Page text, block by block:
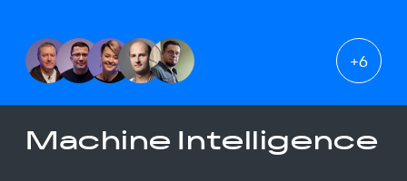
+6
Machine Intelligence